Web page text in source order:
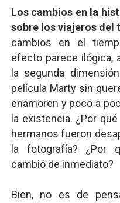
Los cambios en la
sobre los viajeros del
cambios en el
efecto parece ilógica,
la segunda
película Marty sin
enamoren y poco a
la existencia. ¿Por
hermanos fueron
la fotografía? ¿Por
cambió de inmediato?
Bien, no es de